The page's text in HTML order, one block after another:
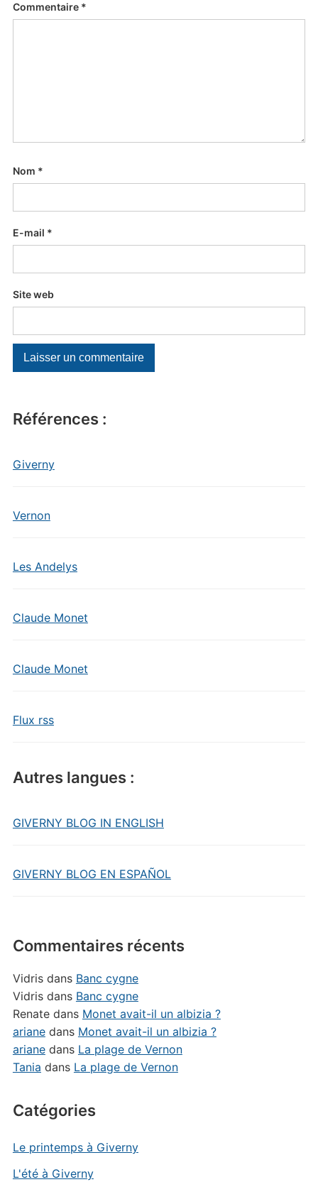
Références :
Giverny
Vernon
Les Andelys
Claude Monet
Claude Monet
Flux rss
Autres langues :
GIVERNY BLOG IN ENGLISH
GIVERNY BLOG EN ESPAÑOL
Commentaire *
Nom *
E-mail *
Site web
Commentaires récents
Vidrisdans Banc cygne
Vidrisdans Banc cygne
Renatedans Monet avait-il un albizia ?
arianedans Monet avait-il un albizia ?
arianedans La plage de Vernon
Tania dans La plage de Vernon
Catégories
Le printemps à Giverny
L'été à Giverny